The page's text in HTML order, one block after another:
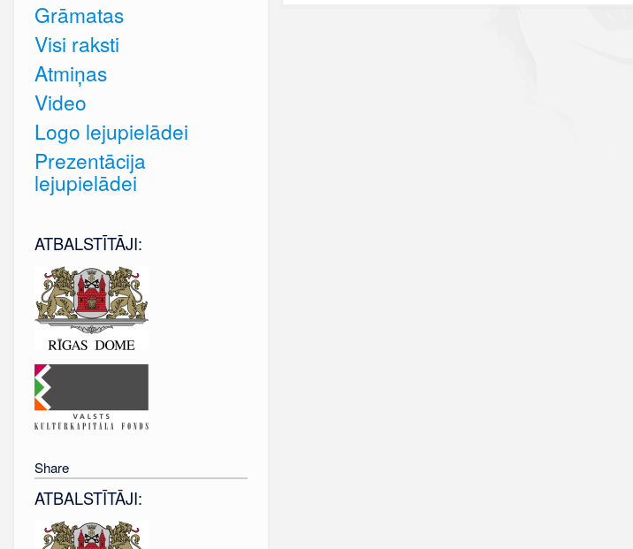
Grāmatas
Visi raksti
Atmiņas
Video
Logo lejupielādei
Prezentācija
lejupielādei
ATBALSTĪTĀJI:
Share
ATBALSTĪTĀJI: